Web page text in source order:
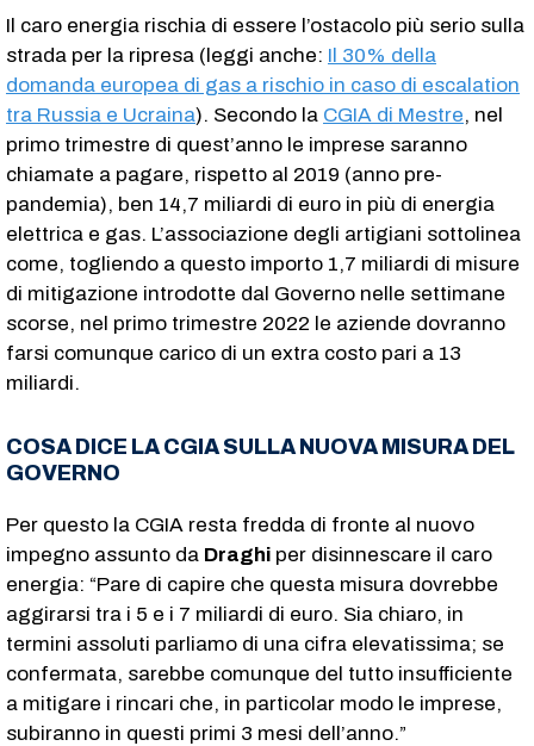
Il caro energia rischia di essere l’ostacolo più serio sulla
strada per la ripresa (leggi anche: Il 30% della
domanda europea di gas a rischio in caso di escalation
tra Russia e Ucraina). Secondo la CGIA di Mestre, nel
primo trimestre di quest’anno le imprese saranno
chiamate a pagare, rispetto al 2019 (anno pre-
pandemia), ben 14,7 miliardi di euro in più di energia
elettrica e gas. L’associazione degli artigiani sottolinea
come, togliendo a questo importo 1,7 miliardi di misure
di mitigazione introdotte dal Governo nelle settimane
scorse, nel primo trimestre 2022 le aziende dovranno
farsi comunque carico di un extra costo pari a 13
miliardi.
COSA DICE LA CGIA SULLA NUOVA MISURA DEL
GOVERNO
Per questo la CGIA resta fredda di fronte al nuovo
impegno assunto da Draghi per disinnescare il caro
energia: “Pare di capire che questa misura dovrebbe
aggirarsi tra i 5 e i 7 miliardi di euro. Sia chiaro, in
termini assoluti parliamo di una cifra elevatissima; se
confermata, sarebbe comunque del tutto insufficiente
a mitigare i rincari che, in particolar modo le imprese,
subiranno in questi primi 3 mesi dell’anno.”